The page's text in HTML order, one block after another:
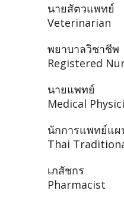
นายสัตวแพทย์
Veterinarian
พยาบาลวิชาชีพ
Registered
นายแพทย์
Medical
นักการแพทย์แผ
Thai
เภสัชกร
Pharmacist